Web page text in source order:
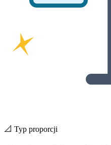
📐 Typ proporcji